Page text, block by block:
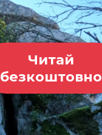
Читай
безкоштовно